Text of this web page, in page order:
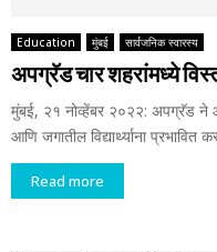
Education मुंबई सार्वजनिक स्वारस्य
अपग्रॅड चार शहरांमध्ये
मुंबई, २१ नोव्हेंबर २०२२: अपग्रॅड ने
आणि जगातील विद्यार्थ्याना प्रभावित
Read more